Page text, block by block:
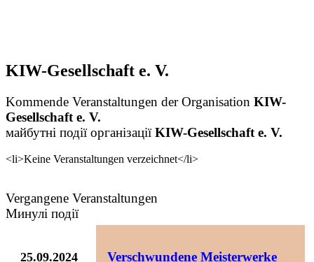
KIW-Gesellschaft e. V.
Kommende Veranstaltungen der Organisation KIW-
Gesellschaft e. V.
майбутні події організаціїKIW-Gesellschaft e. V.
<li>Keine Veranstaltungen verzeichnet</li>
Vergangene Veranstaltungen
Минулі події
25.09.2024 Verschwundene Meisterwerke